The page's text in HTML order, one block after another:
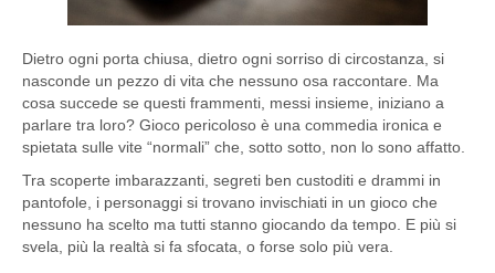
Dietro ogni porta chiusa, dietro ogni sorriso di circostanza, si
nasconde un pezzo di vita che nessuno osa raccontare. Ma
cosa succede se questi frammenti, messi insieme, iniziano a
parlare tra loro? Gioco pericoloso è una commedia ironica e
spietata sulle vite “normali” che, sotto sotto, non lo sono affatto.
Tra scoperte imbarazzanti, segreti ben custoditi e drammi in
pantofole, i personaggi si trovano invischiati in un gioco che
nessuno ha scelto ma tutti stanno giocando da tempo. E più si
svela, più la realtà si fa sfocata, o forse solo più vera.